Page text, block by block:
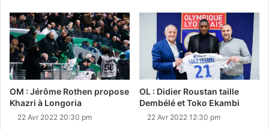
OM : Jérôme Rothen propose
Khazri à Longoria
22 Avr 2022 20:30 pm
OL : Didier Roustan taille
Dembélé et Toko Ekambi
22 Avr 2022 12:30 pm